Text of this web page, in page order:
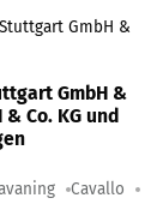
GmbH &
GmbH &
Co. KG und
Cavallo